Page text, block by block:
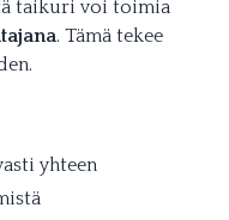
taikuri voi toimia
. Tämä tekee
yhteen